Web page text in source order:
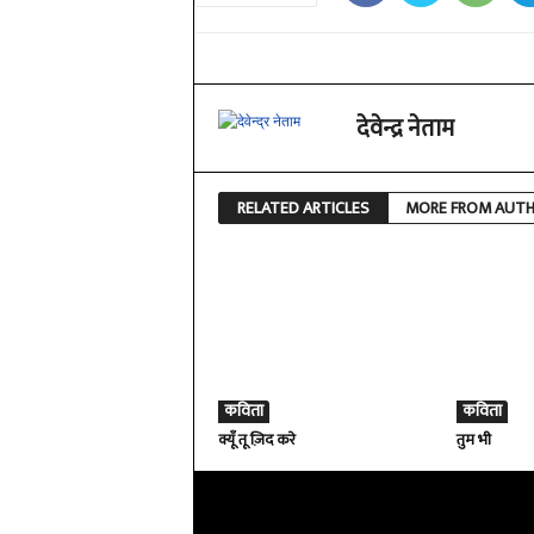
देवेन्द्र नेताम
RELATED ARTICLES MORE FROM
कविता
क्यूँ तू ज़िद करे
कविता
तुम भी